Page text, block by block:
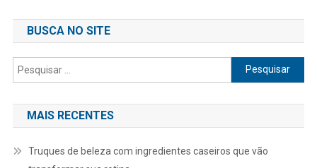
BUSCA NO SITE
Pesquisar
por:
MAIS RECENTES
Truques de beleza com ingredientes caseiros que vão